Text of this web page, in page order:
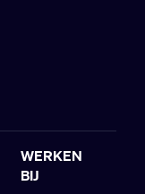
WERKEN
BIJ